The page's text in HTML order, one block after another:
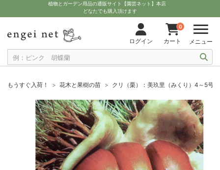
植物とガーデン用品の通販サイト【園芸ネット】本店
どなたでも購入頂けます
ログイン
0
カート メニュー
もうすぐ入荷！ 花木と果樹の苗 クリ（栗）：美玖里（みくり）4～5号